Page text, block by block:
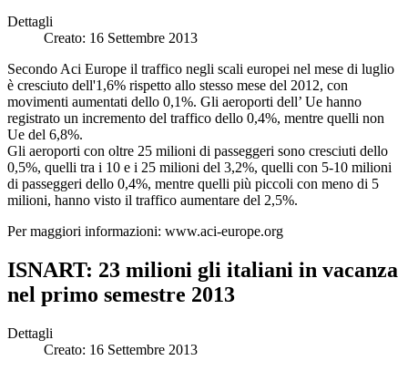
Dettagli
Creato: 16 Settembre 2013
Secondo Aci Europe il traffico negli scali europei nel mese di luglio
è cresciuto dell'1,6% rispetto allo stesso mese del 2012, con
movimenti aumentati dello 0,1%. Gli aeroporti dell’ Ue hanno
registrato un incremento del traffico dello 0,4%, mentre quelli non
Ue del 6,8%.
Gli aeroporti con oltre 25 milioni di passeggeri sono cresciuti dello
0,5%, quelli tra i 10 e i 25 milioni del 3,2%, quelli con 5-10 milioni
di passeggeri dello 0,4%, mentre quelli più piccoli con meno di 5
milioni, hanno visto il traffico aumentare del 2,5%.
Per maggiori informazioni: www.aci-europe.org
ISNART: 23 milioni gli italiani in vacanza
nel primo semestre 2013
Dettagli
Creato: 16 Settembre 2013